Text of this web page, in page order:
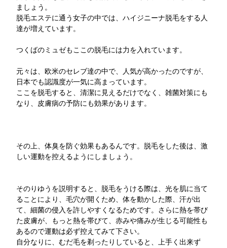
ましょう。
脱毛エステに通う女子の中では、ハイジニーナ脱毛をする人
達が増えています。
つくばのミュゼもここの脱毛には力を入れています。
元々は、欧米のセレブ達の中で、人気が高かったのですが、
日本でも認識度が一気に高まっています。
ここを脱毛すると、清潔に見えるだけでなく、雑菌対策にも
なり、皮膚病の予防にも効果があります。
その上、体臭を防ぐ効果もあるんです。脱毛をした後は、激
しい運動を控えるようにしましょう。
そのりゆうを説明すると、脱毛をうける際は、光を肌に当て
ることにより、毛穴が開くため、体を動かした際、汗が出
て、細菌の侵入を許しやすくなるためです。さらに熱を帯び
た皮膚が、もっと熱を帯びて、赤みや痛みが生じる可能性も
あるので運動は必ず控えてみて下さい。
自分なりに、むだ毛を剃ったりしていると、上手く出来ず